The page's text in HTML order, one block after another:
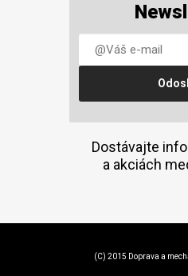
Dostávajte
a akciách
(C) 2015 Doprava a